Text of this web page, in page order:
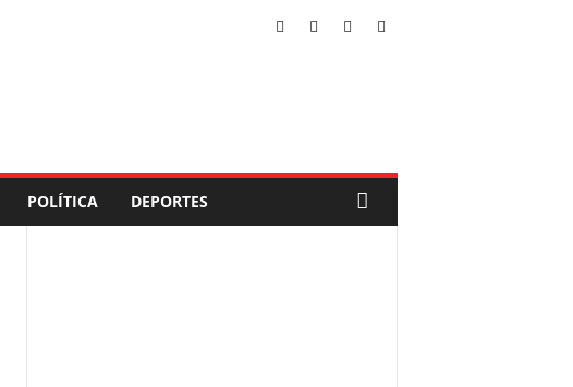
POLÍTICA DEPORTES